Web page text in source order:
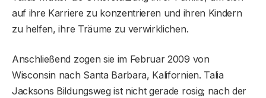
auf ihre Karriere zu konzentrieren und ihren Kindern
zu helfen, ihre Träume zu verwirklichen.
Anschließend zogen sie im Februar 2009 von
Wisconsin nach Santa Barbara, Kalifornien. Talia
Jacksons Bildungsweg ist nicht gerade rosig; nach der